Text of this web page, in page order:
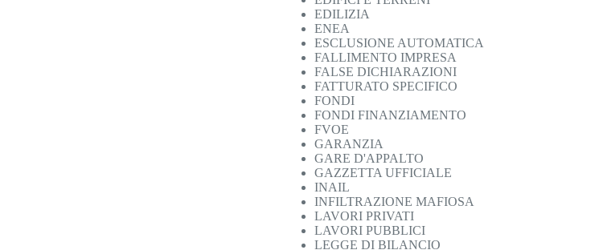
EDILIZIA
ENEA
ESCLUSIONE AUTOMATICA
FALLIMENTO IMPRESA
FALSE DICHIARAZIONI
FATTURATO SPECIFICO
FONDI
FONDI FINANZIAMENTO
FVOE
GARANZIA
GARE D'APPALTO
GAZZETTA UFFICIALE
INAIL
INFILTRAZIONE MAFIOSA
LAVORI PRIVATI
LAVORI PUBBLICI
LEGGE DI BILANCIO